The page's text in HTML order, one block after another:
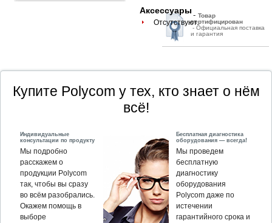
- Товар
сертифицирован
- Официальная поставка
и гарантия
Аксессуары
Отсутствуют.
Купите Polycom у тех, кто знает о нём
всё!
Индивидуальные
консультации по продукту
Мы подробно
расскажем о
продукции Polycom
так, чтобы вы сразу
во всём разобрались.
Окажем помощь в
выборе
Бесплатная диагностика
оборудования — всегда!
Мы проведем
бесплатную
диагностику
оборудования
Polycom даже по
истечении
гарантийного срока и